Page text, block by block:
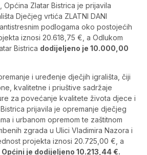
Zlatar Bistrica je prijavila
Dječjeg vrtića ZLATNI DANI
podlogama oko postojećih
iznosi 20.618,75 €, a Odlukom
Bistrica dodijeljeno je 10.000,00
i uređenje dječjih igrališta, čiji
kvalitetne i priuštive sadržaje
za povećanje kvalitete života djece i
prijavila je opremanje dječjeg
i urbanom opremom te zaštitnom
zgrada u Ulici Vladimira Nazora i
projekta iznosi 20.725,00 €, a
Općini je dodijeljeno 10.213,44 €.